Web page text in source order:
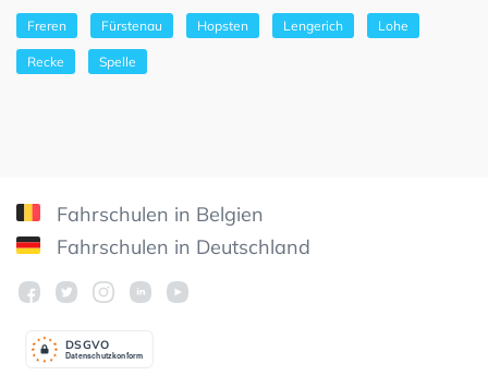
Freren Fürstenau Hopsten Lengerich Lohe
Recke Spelle
Fahrschulen in Belgien
Fahrschulen in Deutschland
Datenschutzkonform
DSGVO